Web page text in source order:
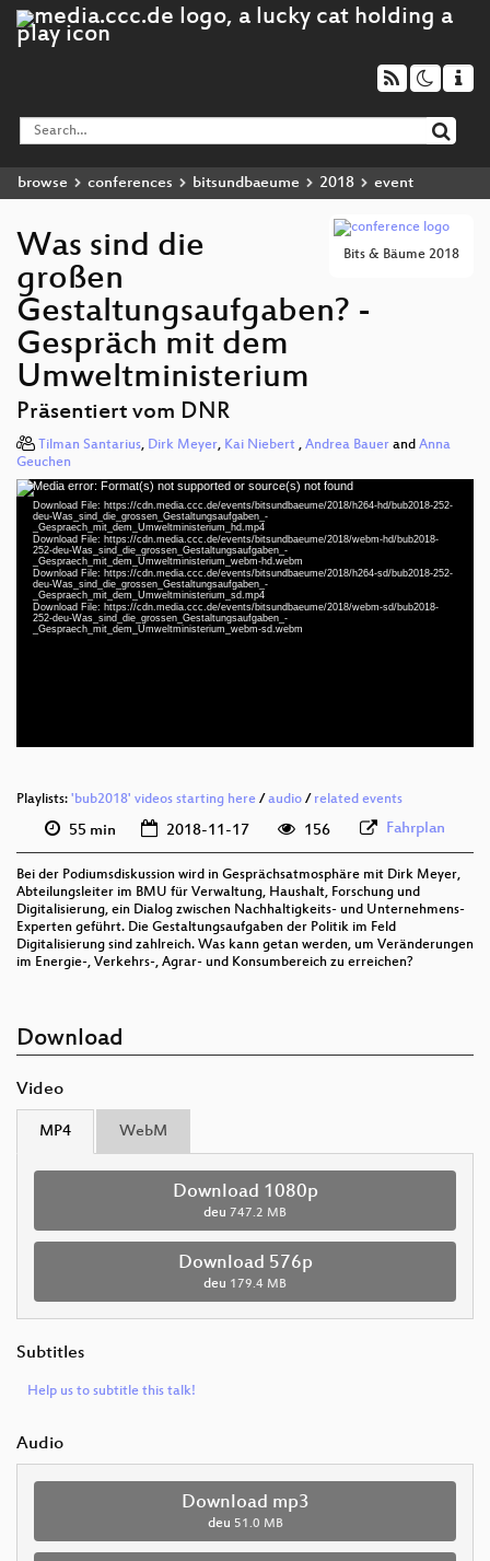
browse conferences bitsundbaeume 2018 event
Bits & Bäume 2018
Was sind die
großen
Gestaltungsaufgaben? -
Gespräch mit dem
Umweltministerium
Präsentiert vom DNR
Tilman Santarius, Dirk Meyer, Kai Niebert , Andrea Bauer and Anna
Geuchen
Video
Player
Media error: Format(s) not supported or source(s) not found
Download File: https://cdn.media.ccc.de/events/bitsundbaeume/2018/h264-hd/bub2018-252-
deu-Was_sind_die_grossen_Gestaltungsaufgaben_-
_Gespraech_mit_dem_Umweltministerium_hd.mp4
Download File: https://cdn.media.ccc.de/events/bitsundbaeume/2018/webm-hd/bub2018-
252-deu-Was_sind_die_grossen_Gestaltungsaufgaben_-
_Gespraech_mit_dem_Umweltministerium_webm-hd.webm
Download File: https://cdn.media.ccc.de/events/bitsundbaeume/2018/h264-sd/bub2018-252-
deu-Was_sind_die_grossen_Gestaltungsaufgaben_-
_Gespraech_mit_dem_Umweltministerium_sd.mp4
Download File: https://cdn.media.ccc.de/events/bitsundbaeume/2018/webm-sd/bub2018-
252-deu-Was_sind_die_grossen_Gestaltungsaufgaben_-
_Gespraech_mit_dem_Umweltministerium_webm-sd.webm
Playlists: 'bub2018' videos starting here /audio / related events
55 min 2018-11-17 156 Fahrplan
Bei der Podiumsdiskussion wird in Gesprächsatmosphäre mit Dirk Meyer,
Abteilungsleiter im BMU für Verwaltung, Haushalt, Forschung und
Digitalisierung, ein Dialog zwischen Nachhaltigkeits- und Unternehmens-
Experten geführt. Die Gestaltungsaufgaben der Politik im Feld
Digitalisierung sind zahlreich. Was kann getan werden, um Veränderungen
im Energie-, Verkehrs-, Agrar- und Konsumbereich zu erreichen?
Download
Video
MP4 WebM
Download 1080p
deu 747.2 MB
Download 576p
deu 179.4 MB
Subtitles
Help us to subtitle this talk!
Audio
Download mp3
deu 51.0 MB